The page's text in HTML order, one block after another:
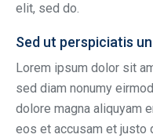
elit, sed do.
Sed ut perspiciatis
Lorem ipsum dolor sit
sed diam nonumy
dolore magna aliquyam
eos et accusam et justo